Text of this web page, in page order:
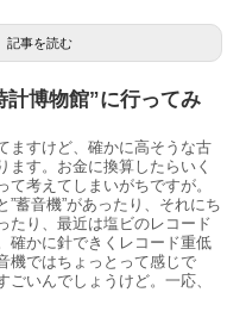
記事を読む
計博物館”に行ってみ
ますけど、確かに高そうな古
ます。お金に換算したらいく
て考えてしまいがちですが。
”蓄音機”があったり、それにち
たり、最近は塩ビのレコード
確かに針できくレコード重低
機ではちょっとって感じで
ごいんでしょうけど。一応、